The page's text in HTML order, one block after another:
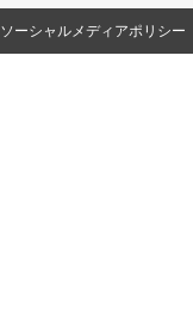
ソーシャルメディアポリシー